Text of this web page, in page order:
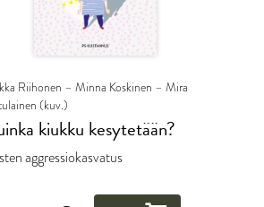
Riihonen – Minna Koskinen – Mira
(kuv.)
kiukku kesytetään?
aggressiokasvatus